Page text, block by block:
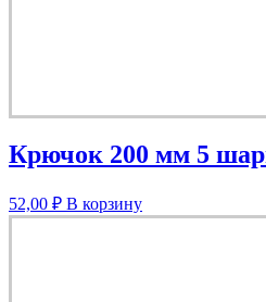
Крючок 200 мм 5
52,00 ₽ В корзину